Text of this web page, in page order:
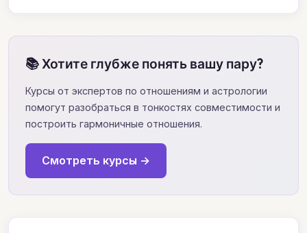
📚 Хотите глубже понять вашу пару?
Курсы от экспертов по отношениям и астрологии
помогут разобраться в тонкостях совместимости и
построить гармоничные отношения.
Смотреть курсы →